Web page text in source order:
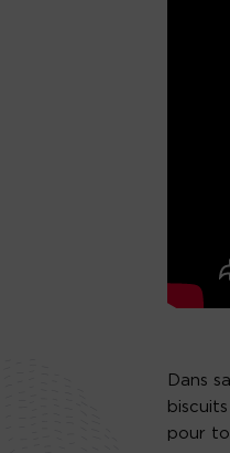
Dans
pour